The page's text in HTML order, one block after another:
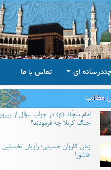
چندرسانه ای تماس با ما
مطالب
امام سجّاد (ع) در جواب سؤال از پیروز
جنگ کربلا چه فرمودند؟
زنان کاروان حسینی؛ راویان نخستین
عاشورا